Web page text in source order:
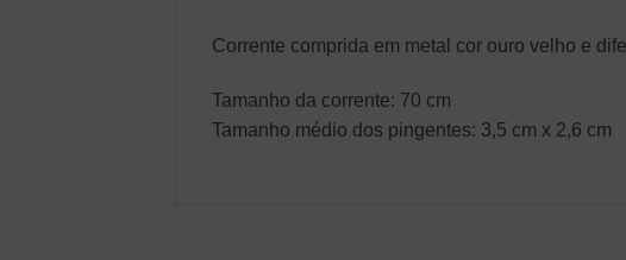
Corrente comprida em metal cor ouro velho e
Tamanho da corrente: 70 cm
Tamanho médio dos pingentes: 3,5 cm x 2,6 cm